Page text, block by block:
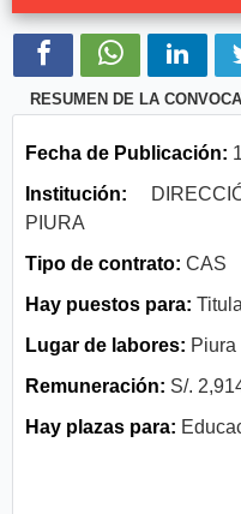
RESUMEN DE LA
Fecha de Publicación:
Institución:
PIURA
Tipo de contrato: CAS
Hay puestos para:
Lugar de labores: Piura
Remuneración: S/.
Hay plazas para: